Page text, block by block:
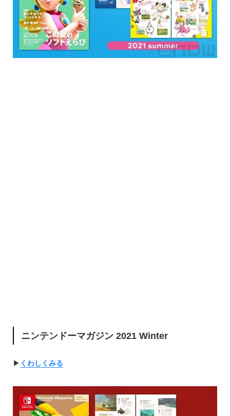
ニンテンドーマガジン 2021 Winter
▶︎ くわしくみる